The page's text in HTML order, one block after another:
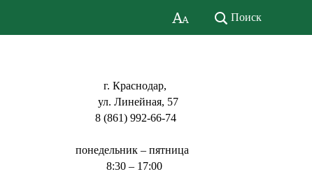
Поиск
г. Краснодар,
ул. Линейная, 57
8 (861) 992-66-74
понедельник – пятница
8:30 – 17:00